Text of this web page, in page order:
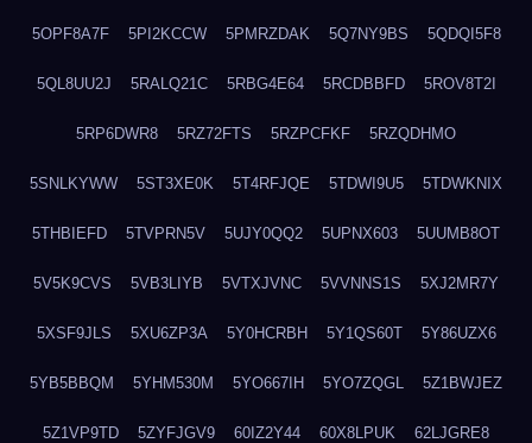
5OPF8A7F 5PI2KCCW 5PMRZDAK 5Q7NY9BS 5QDQI5F8
5QL8UU2J 5RALQ21C 5RBG4E64 5RCDBBFD 5ROV8T2I
5RP6DWR8 5RZ72FTS 5RZPCFKF 5RZQDHMO
5SNLKYWW 5ST3XE0K 5T4RFJQE 5TDWI9U5 5TDWKNIX
5THBIEFD 5TVPRN5V 5UJY0QQ2 5UPNX603 5UUMB8OT
5V5K9CVS 5VB3LIYB 5VTXJVNC 5VVNNS1S 5XJ2MR7Y
5XSF9JLS 5XU6ZP3A 5Y0HCRBH 5Y1QS60T 5Y86UZX6
5YB5BBQM 5YHM530M 5YO667IH 5YO7ZQGL 5Z1BWJEZ
5Z1VP9TD 5ZYFJGV9 60IZ2Y44 60X8LPUK 62LJGRE8